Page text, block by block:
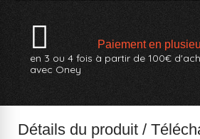
Paiement en
en 3 ou 4 fois à partir de 100€
avec Oney
Détails du produit /